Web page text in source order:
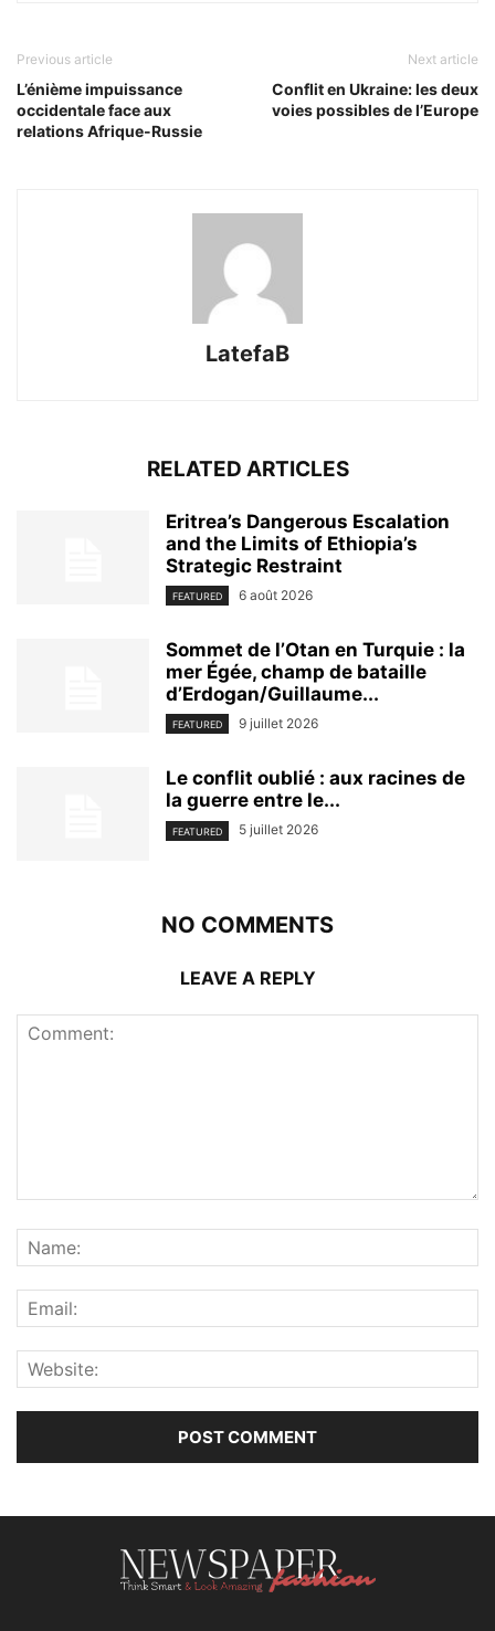
Previous article
L’énième impuissance
occidentale face aux
relations Afrique-Russie
Next article
Conflit en Ukraine: les deux
voies possibles de l’Europe
LatefaB
RELATED ARTICLES
Eritrea’s Dangerous Escalation
and the Limits of Ethiopia’s
Strategic Restraint
FEATURED 6 août 2026
Sommet de l’Otan en Turquie : la
mer Égée, champ de bataille
d’Erdogan/Guillaume...
FEATURED 9 juillet 2026
Le conflit oublié : aux racines de
la guerre entre le...
FEATURED 5 juillet 2026
NO COMMENTS
LEAVE A REPLY